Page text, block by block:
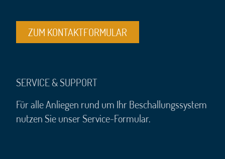
ZUM KONTAKTFORMULAR
SERVICE & SUPPORT
Für alle Anliegen rund um Ihr Beschallungssystem
nutzen Sie unser Service-Formular.